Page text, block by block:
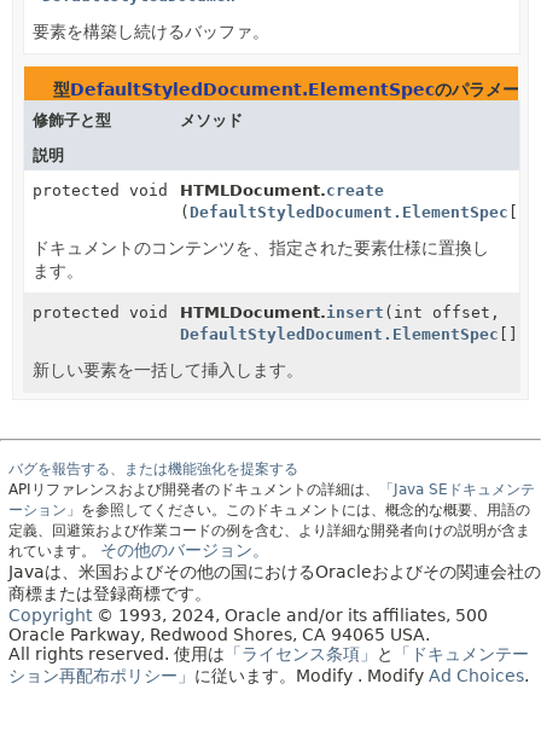
要素を構築し続けるバッファ。
型DefaultStyledDocument.ElementSpecのパラメータ
修飾子と型
メソッド
説明
protected void
HTMLDocument.create
( DefaultStyledDocument.ElementSpec []
ドキュメントのコンテンツを、指定された要素仕様に置換し
ます。
protected void HTMLDocument.insert (int offset,
DefaultStyledDocument.ElementSpec []
新しい要素を一括して挿入します。
バグを報告する、または機能強化を提案する
APIリファレンスおよび開発者のドキュメントの詳細は、
「Java SEドキュメンテ
ーション」 を参照してください。このドキュメントには、概念的な概要、用語の
定義、回避策および作業コードの例を含む、より詳細な開発者向けの説明が含ま
れています。
その他のバージョン。
Javaは、米国およびその他の国におけるOracleおよびその関連会社の
商標または登録商標です。
Copyright© 1993, 2024, Oracle and/or its affiliates, 500
Oracle Parkway, Redwood Shores, CA 94065 USA.
All rights reserved. 使用は 「ライセンス条項」 と
「ドキュメンテー
ション再配布ポリシー」 に従います。 Modify . Modify Ad Choices.